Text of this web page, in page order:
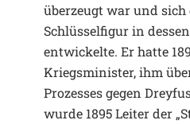
überzeugt war und
Schlüsselfigur in
entwickelte. Er hatte
Kriegsminister, ihm
Prozesses gegen
wurde 1895 Leiter der